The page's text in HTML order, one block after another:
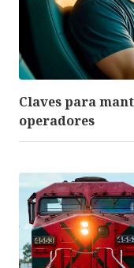
Claves para
operadores